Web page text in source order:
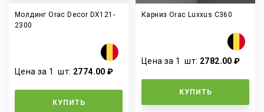
Молдинг Orac Decor DX121-
2300
Цена за 1шт: 2774.00 ₽
КУПИТЬ
Карниз Orac Luxxus C360
Цена за 1шт: 2782.00 ₽
КУПИТЬ